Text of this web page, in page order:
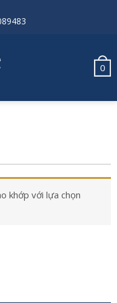
0
khớp với lựa chọn